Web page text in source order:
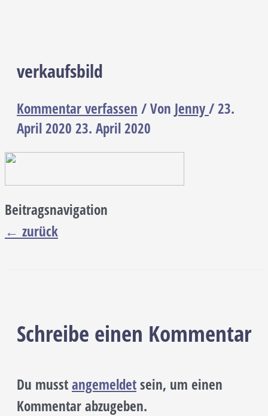
verkaufsbild
Kommentar verfassen / Von Jenny/23.
April 2020 23. April 2020
Beitragsnavigation
← zurück
Schreibe einen Kommentar
Du musstangemeldetsein, um einen
Kommentar abzugeben.